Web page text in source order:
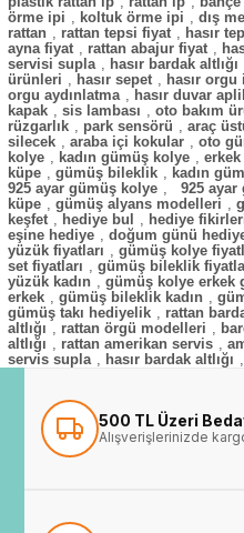
örme ipi
koltuk örme ipi dış
rattan
rattan tepsi fiyat hasır
ayna fiyat
rattan abajur fiyat
servisi supla
hasır bardak altlığı
ürünleri
hasır sepet hasır
orgu aydınlatma
hasır duvar
kapak
sis lambası oto bakım
rüzgarlık
park sensörü araç
silecek
araba içi kokular oto
kolye
kadın gümüş kolye
küpe
gümüş bileklik kadın
925 ayar gümüş kolye
925
küpe
gümüş alyans modelleri
keşfet
hediye bul hediye
eşine hediye
doğum günü
yüzük fiyatları
gümüş kolye
set fiyatları
gümüş bileklik
yüzük kadın
gümüş kolye erkek
erkek
gümüş bileklik kadın
gümüş takı hediyelik
rattan
altlığı
rattan örgü modelleri
altlığı
rattan amerikan servis
servis supla
hasır bardak altlığı
500 TL Üzeri
Alışverişlerinizde